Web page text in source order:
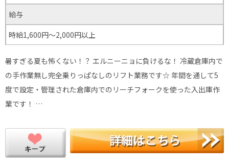
給与
時給1,600円～2,000円以上
暑すぎる夏も怖くない！？ エルニーニョに負けるな！ 冷蔵倉庫内で
の手作業無し完全乗りっぱなしのリフト業務です☆ 年間を通して5
度で設定・管理された倉庫内でのリーチフォークを使った入出庫作
業です！ …